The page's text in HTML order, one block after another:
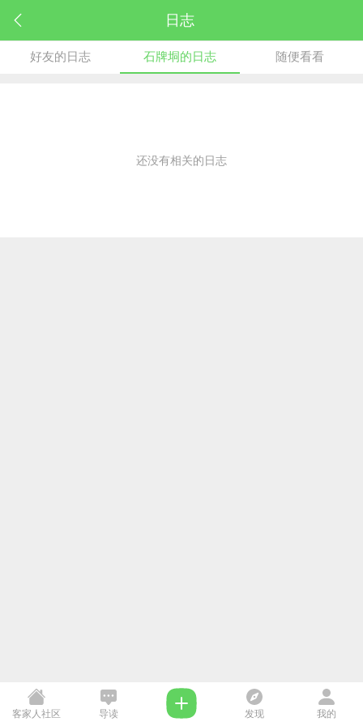
日志
好友的日志 石牌垌的日志 随便看看
还没有相关的日志
客家人社区 导读 发现 我的